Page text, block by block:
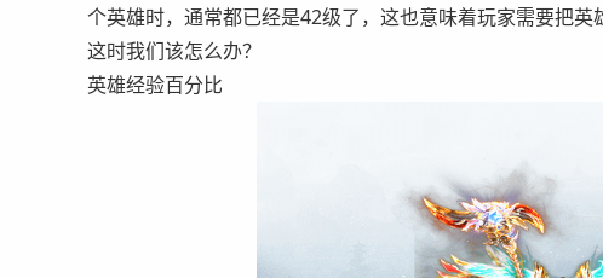
个英雄时，通常都已经是42级了，这也意味着玩家需要把英
这时我们该怎么办？
英雄经验百分比